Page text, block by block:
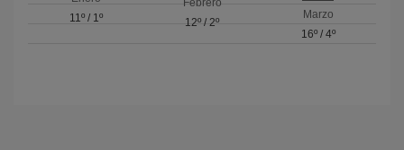
11º/ 1º
12º / 2º
Marzo
16º/ 4º